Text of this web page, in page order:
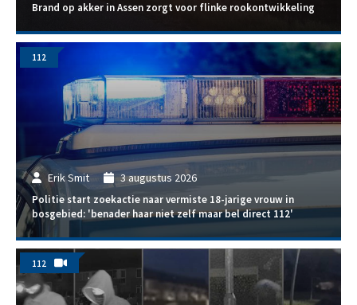
Brand op akker in Assen zorgt voor flinke rookontwikkeling
Erik Smit 3 augustus 2026
Politie start zoekactie naar vermiste 18-jarige vrouw in
bosgebied: 'benader haar niet zelf maar bel direct 112'
112
112